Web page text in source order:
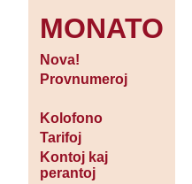
MONATO
Nova!
Provnumeroj
Kolofono
Tarifoj
Kontoj kaj
perantoj